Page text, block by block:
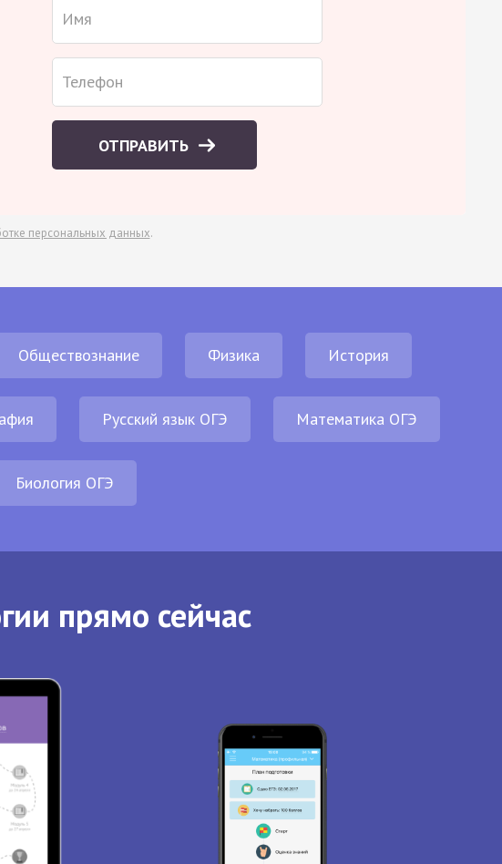
ОТПРАВИТЬ
персональных данных.
Обществознание Физика История
Русский язык ОГЭ Математика ОГЭ
Биология ОГЭ
прямо сейчас